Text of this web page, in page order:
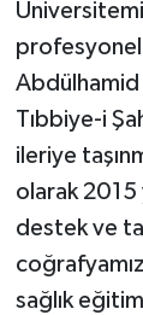
Abdülhamid
Tıbbiye-i
ileriye
olarak 2015
destek ve
sağlık